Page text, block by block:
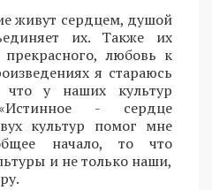
живут сердцем, душой
их. Также их
прекрасного, любовь к
я стараюсь
что у наших культур
- сердце
культур помог мне
начало, то что
и не только наши,